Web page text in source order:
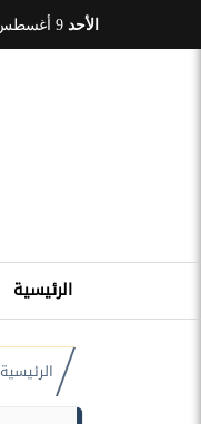
الأحد
الرئيسية
الرئيسية